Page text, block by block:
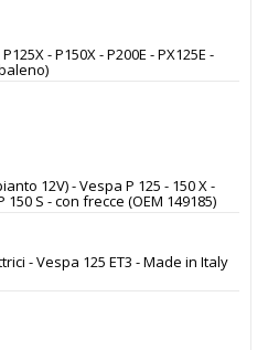
- P150X - P200E - PX125E -
12V) - Vespa P 125 - 150 X -
150 S - con frecce (OEM 149185)
- Vespa 125 ET3 - Made in Italy